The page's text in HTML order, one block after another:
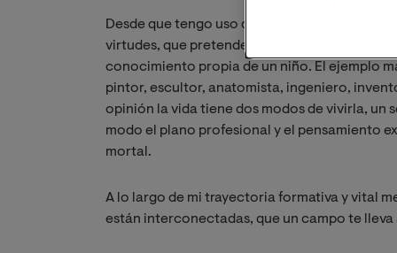
Desde que tengo uso de razón me ha
virtudes, que pretende aunar para sí todas las
conocimiento propia de un niño. El ejemplo
pintor, escultor, anatomista, ingeniero,
opinión la vida tiene dos modos de vivirla,
modo el plano profesional y el pensamiento
mortal.
A lo largo de mi trayectoria formativa y vital
están interconectadas, que un campo te lleva